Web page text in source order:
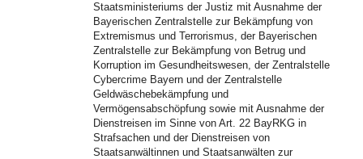
Staatsministeriums der Justiz mit Ausnahme der
Bayerischen Zentralstelle zur Bekämpfung von
Extremismus und Terrorismus, der Bayerischen
Zentralstelle zur Bekämpfung von Betrug und
Korruption im Gesundheitswesen, der Zentralstelle
Cybercrime Bayern und der Zentralstelle
Geldwäschebekämpfung und
Vermögensabschöpfung sowie mit Ausnahme der
Dienstreisen im Sinne von Art. 22 BayRKG in
Strafsachen und der Dienstreisen von
Staatsanwältinnen und Staatsanwälten zur